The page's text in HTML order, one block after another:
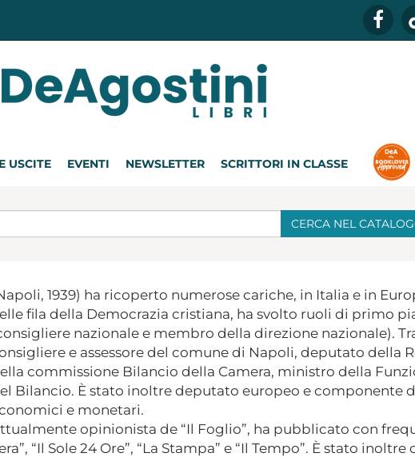
USCITE EVENTI NEWSLETTER SCRITTORI IN CLASSE
CERCA NEL
1939) ha ricoperto numerose cariche, in Italia e in
fila della Democrazia cristiana, ha svolto ruoli di primo
nazionale e membro della direzione nazionale).
e assessore del comune di Napoli, deputato della
commissione Bilancio della Camera, ministro della
Bilancio. È stato inoltre deputato europeo e componente
e monetari.
opinionista de “Il Foglio”, ha pubblicato con
“Il Sole 24 Ore”, “La Stampa” e “Il Tempo”. È stato